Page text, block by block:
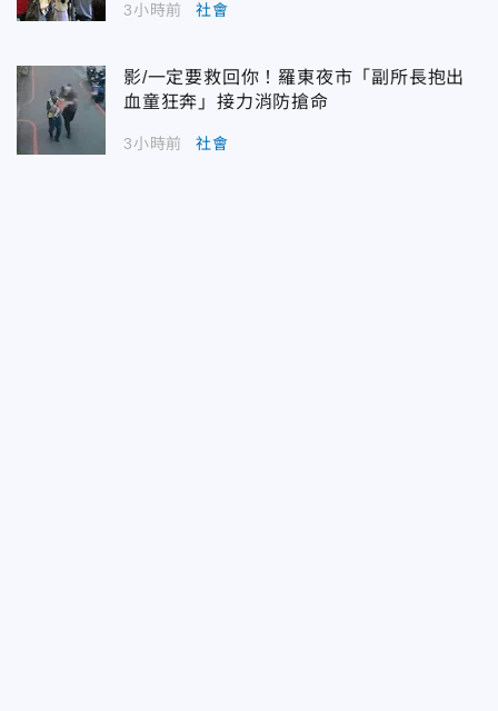
3小時前 社會
影/一定要救回你！羅東夜市「副所長抱出
血童狂奔」接力消防搶命
3小時前 社會